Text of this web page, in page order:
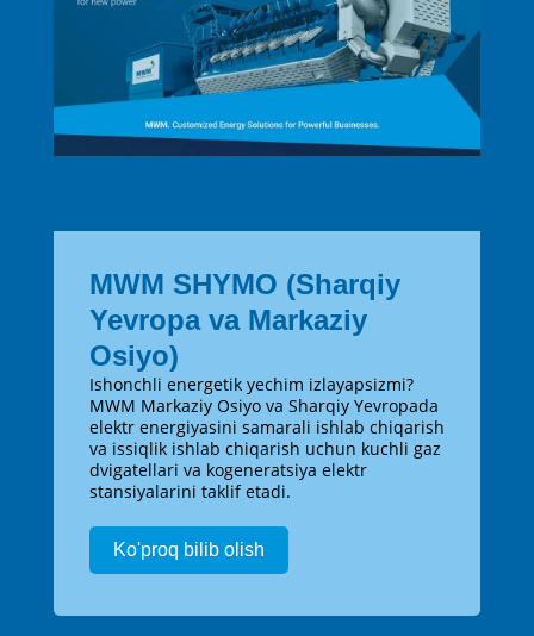
MWM SHYMO (Sharqiy
Yevropa va Markaziy
Osiyo)
Ishonchli energetik yechim izlayapsizmi?
MWM Markaziy Osiyo va Sharqiy Yevropada
elektr energiyasini samarali ishlab chiqarish
va issiqlik ishlab chiqarish uchun kuchli gaz
dvigatellari va kogeneratsiya elektr
stansiyalarini taklif etadi.
Ko'proq bilib olish